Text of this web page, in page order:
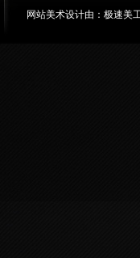
网站美术设计由：极速美